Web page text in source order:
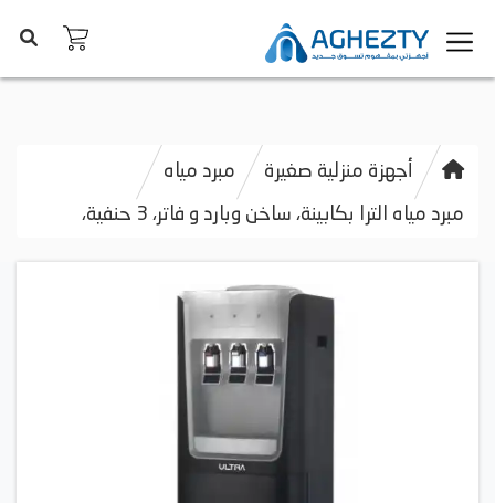
أجهزة منزلية صغيرة مبرد مياه
مبرد مياه الترا بكابينة، ساخن وبارد و فاتر، 3 حنفية،